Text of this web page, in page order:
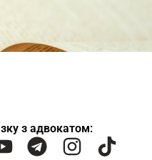
з адвокатом: